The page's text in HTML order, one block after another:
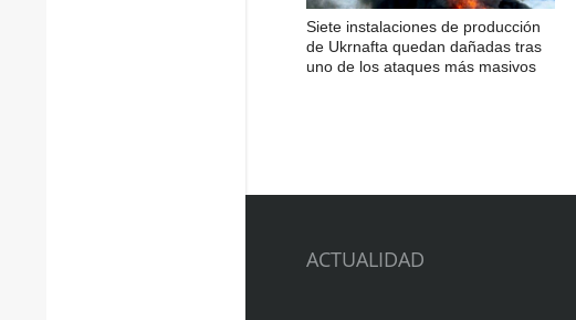
Siete instalaciones de producción
de Ukrnafta quedan dañadas tras
uno de los ataques más masivos
ACTUALIDAD